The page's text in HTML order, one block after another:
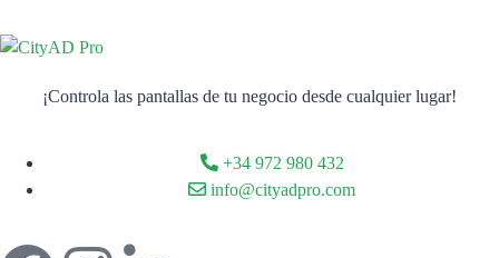
¡Controla las pantallas de tu negocio desde cualquier lugar!
+34 972 980 432
info@cityadpro.com